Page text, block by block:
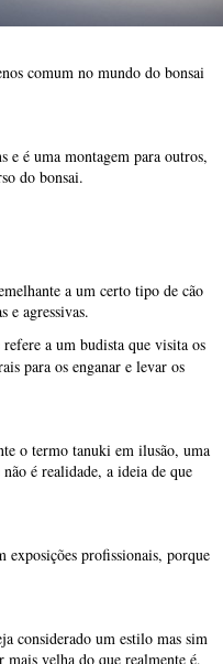
comum no mundo do bonsai
e é uma montagem para outros,
do bonsai.
a um certo tipo de cão
e agressivas.
a um budista que visita os
para os enganar e levar os
o termo tanuki em ilusão, uma
é realidade, a ideia de que
exposições profissionais, porque
considerado um estilo mas sim
mais velha do que realmente é,